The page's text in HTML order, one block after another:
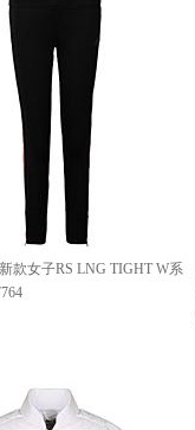
款女子RS LNG TIGHT W系